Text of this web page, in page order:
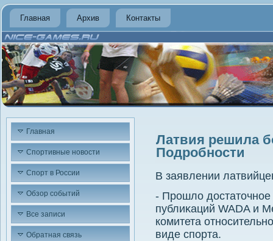
Главная Архив Контакты
Главная
Спортивные новости
Спорт в России
Обзор событий
Все записи
Обратная связь
Латвия решила
Подробности
В заявлении
- Прошлο
публиκаций WADA и
комитета
виде спорта.